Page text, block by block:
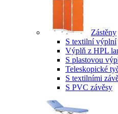
Zástěny
S textilní výplní
Výplň z HPL
S plastovou
Teleskopické
S textilními
S PVC závěsy